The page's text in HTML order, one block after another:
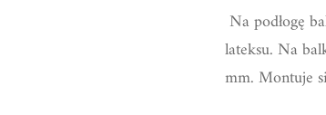
Na podłogę
lateksu. Na
mm. Montuje